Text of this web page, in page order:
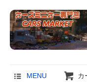
MENU カ